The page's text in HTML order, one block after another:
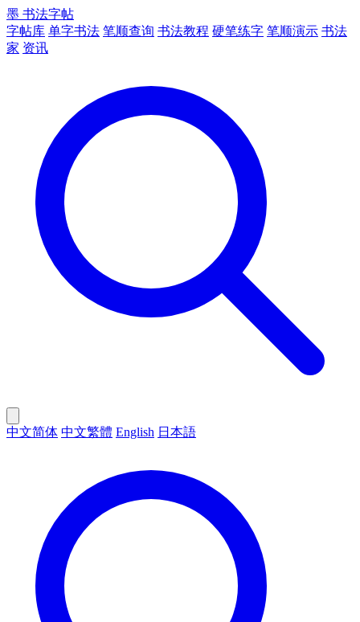
墨 书法字帖
字帖库 单字书法 笔顺查询 书法教程 硬笔练字 笔顺演示 书法
家 资讯
中文简体 中文繁體 English 日本語